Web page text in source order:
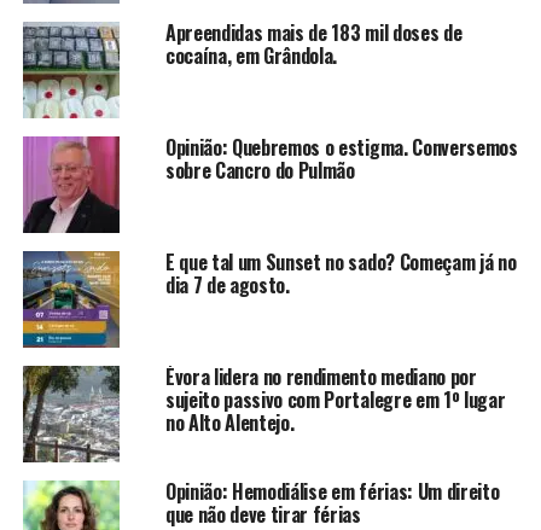
Apreendidas mais de 183 mil doses de
cocaína, em Grândola.
Opinião: Quebremos o estigma. Conversemos
sobre Cancro do Pulmão
E que tal um Sunset no sado? Começam já no
dia 7 de agosto.
Évora lidera no rendimento mediano por
sujeito passivo com Portalegre em 1º lugar
no Alto Alentejo.
Opinião: Hemodiálise em férias: Um direito
que não deve tirar férias